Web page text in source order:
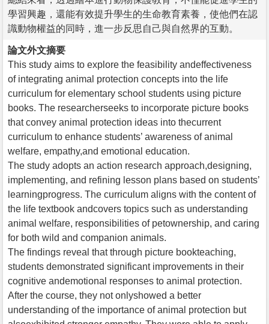
學習興趣，還能有效提升學生的生命教育素養，使他們在認
識動物權益的同時，進一步反思自己與自然界的互動。
論文外文摘要
This study aims to explore the feasibility andeffectiveness
of integrating animal protection concepts into the life
curriculum for elementary school students using picture
books. The researcherseeks to incorporate picture books
that convey animal protection ideas into thecurrent
curriculum to enhance students’ awareness of animal
welfare, empathy,and emotional education.
The study adopts an action research approach,designing,
implementing, and refining lesson plans based on students’
learningprogress. The curriculum aligns with the content of
the life textbook andcovers topics such as understanding
animal welfare, responsibilities of petownership, and caring
for both wild and companion animals.
The findings reveal that through picture bookteaching,
students demonstrated significant improvements in their
cognitive andemotional responses to animal protection.
After the course, they not onlyshowed a better
understanding of the importance of animal protection but